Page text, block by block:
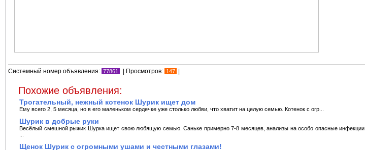
Системный номер объявления: 77861 | Просмотров: 147 |
Похожие объявления:
Трогательный, нежный котенок Шурик ищет дом
Ему всего 2, 5 месяца, но в его маленьком сердечке уже столько любви, что хватит на целую семью. Котенок с огр...
Шурик в добрые руки
Весёлый смешной рыжик Шурка ищет свою любящую семью. Саньке примерно 7-8 месяцев, анализы на особо опасные инфекции
Щенок Шурик с огромными ушами и честными глазами!